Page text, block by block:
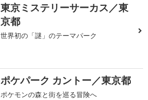
東京ミステリーサーカス／東
京都
世界初の「謎」のテーマパーク
ポケパーク カントー／東京都
ポケモンの森と街を巡る冒険へ